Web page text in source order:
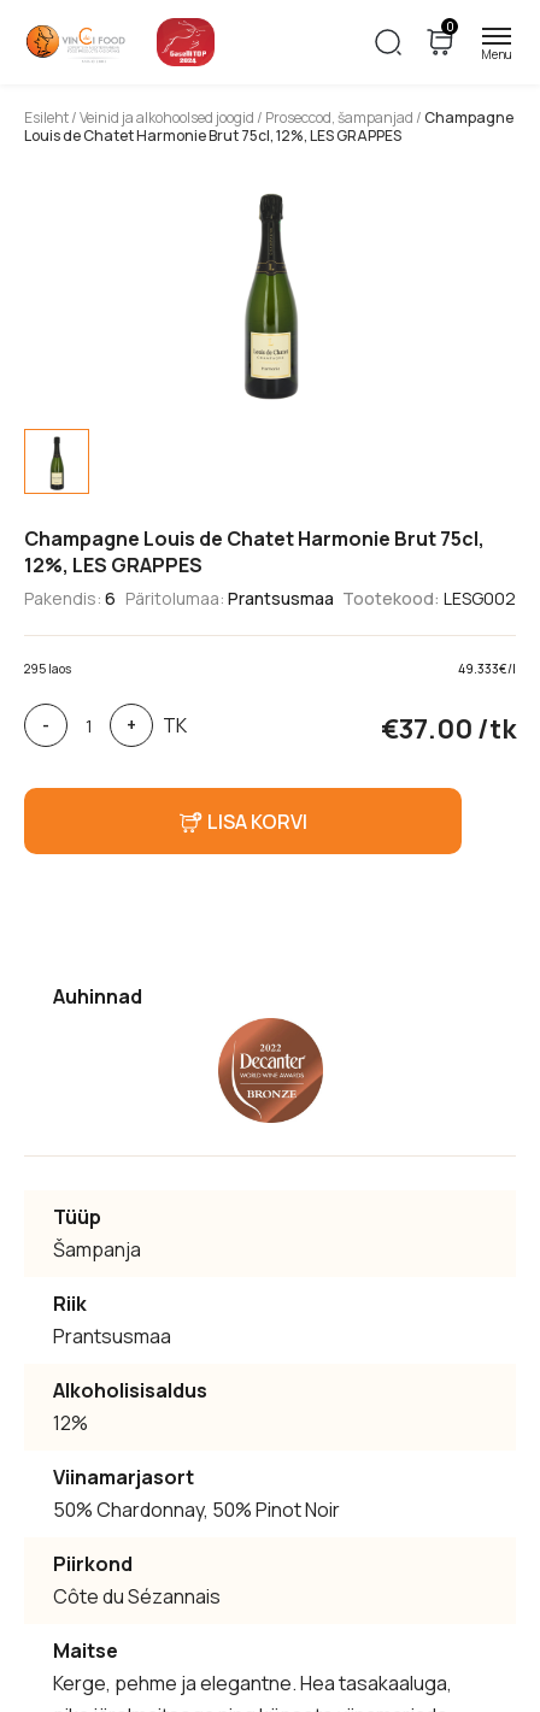
0
Esileht/Veinid ja alkohoolsed joogid / Proseccod, šampanjad /Champagne
Louis de Chatet Harmonie Brut 75cl, 12%, LES GRAPPES
Champagne Louis de Chatet Harmonie Brut 75cl,
12%, LES GRAPPES
Pakendis: 6 Tootekood: LESG002
Päritolumaa: Prantsusmaa
295 laos 49.333€/l
-
Champagne
Louis
Chatet
75cl,
+ TK €37.00 /tk
LISA KORVI
Auhinnad
Tüüp
Šampanja
Riik
Prantsusmaa
Alkoholisisaldus
12%
Viinamarjasort
50% Chardonnay, 50% Pinot Noir
Piirkond
Côte du Sézannais
Maitse
Kerge, pehme ja elegantne. Hea tasakaaluga,